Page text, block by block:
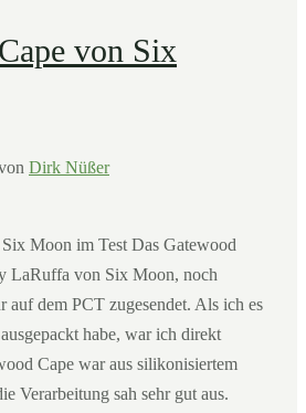
von Six
Dirk Nüßer
Moon im Test Das Gatewood
LaRuffa von Six Moon, noch
auf dem PCT zugesendet. Als ich es
habe, war ich direkt
Cape war aus silikonisiertem
Verarbeitung sah sehr gut aus.